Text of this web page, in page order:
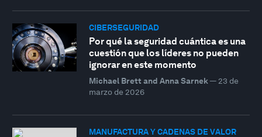
CIBERSEGURIDAD
Por qué la seguridad cuántica es una
cuestión que los líderes no pueden
ignorar en este momento
Michael Brett and Anna Sarnek— 23 de
marzo de 2026
MANUFACTURA Y CADENAS DE VALOR